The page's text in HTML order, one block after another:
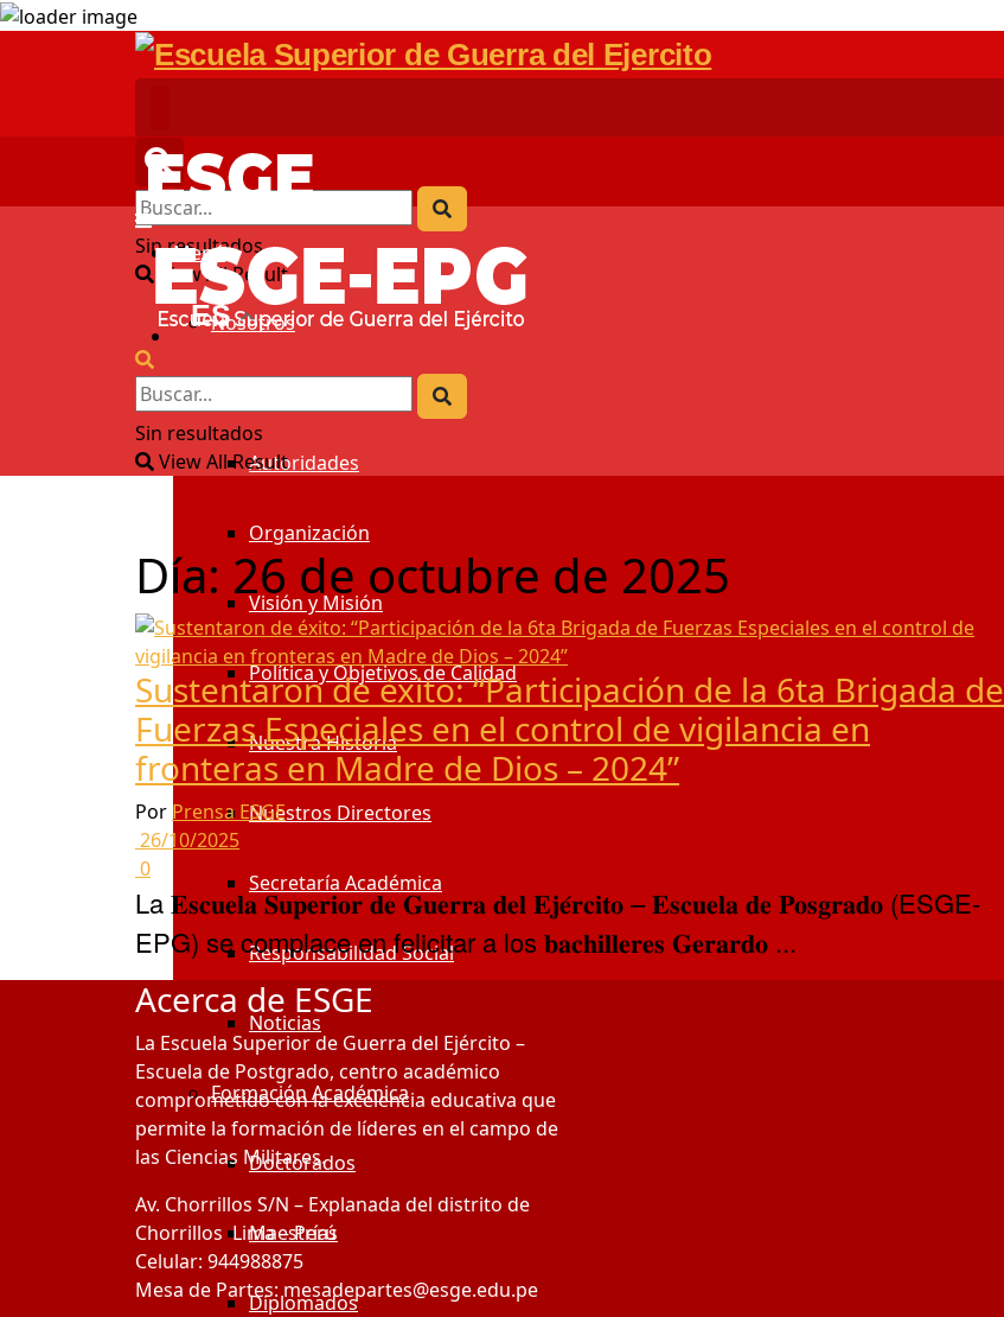
Sin resultados
View All Result
ES
Menú
Nosotros
Autoridades
Organización
Visión y Misión
Política y Objetivos de Calidad
Nuestra Historia
Nuestros Directores
Secretaría Académica
Responsabilidad Social
Noticias
Formación Académica
Doctorados
Maestrías
Diplomados
Sin resultados
View All Result
Día: 26 de octubre de 2025
Sustentaron de éxito: “Participación de la 6ta Brigada de
Fuerzas Especiales en el control de vigilancia en
fronteras en Madre de Dios – 2024”
Por Prensa ESGE
26/10/2025
0
La 𝐄𝐬𝐜𝐮𝐞𝐥𝐚 𝐒𝐮𝐩𝐞𝐫𝐢𝐨𝐫 𝐝𝐞 𝐆𝐮𝐞𝐫𝐫𝐚 𝐝𝐞𝐥 𝐄𝐣𝐞́𝐫𝐜𝐢𝐭𝐨 – 𝐄𝐬𝐜𝐮𝐞𝐥𝐚 𝐝𝐞 𝐏𝐨𝐬𝐠𝐫𝐚𝐝𝐨 (ESGE-
EPG) se complace en felicitar a los 𝐛𝐚𝐜𝐡𝐢𝐥𝐥𝐞𝐫𝐞𝐬 𝐆𝐞𝐫𝐚𝐫𝐝𝐨 ...
Acerca de ESGE
La Escuela Superior de Guerra del Ejército –
Escuela de Postgrado, centro académico
comprometido con la excelencia educativa que
permite la formación de líderes en el campo de
las Ciencias Militares.
Av. Chorrillos S/N – Explanada del distrito de
Chorrillos Lima – Perú
Celular: 944988875
Mesa de Partes: mesadepartes@esge.edu.pe